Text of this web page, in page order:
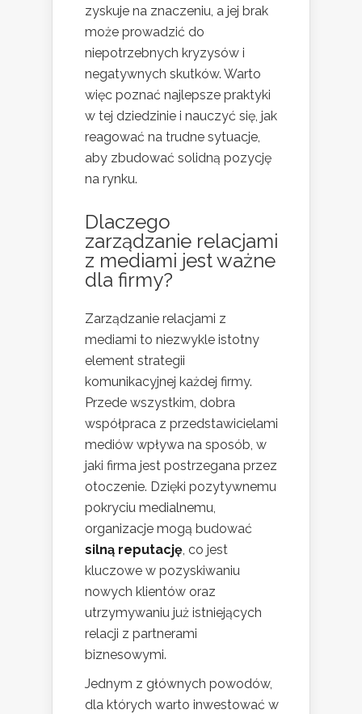
zyskuje na znaczeniu, a jej brak
może prowadzić do
niepotrzebnych kryzysów i
negatywnych skutków. Warto
więc poznać najlepsze praktyki
w tej dziedzinie i nauczyć się, jak
reagować na trudne sytuacje,
aby zbudować solidną pozycję
na rynku.
Dlaczego
zarządzanie relacjami
z mediami jest ważne
dla firmy?
Zarządzanie relacjami z
mediami to niezwykle istotny
element strategii
komunikacyjnej każdej firmy.
Przede wszystkim, dobra
współpraca z przedstawicielami
mediów wpływa na sposób, w
jaki firma jest postrzegana przez
otoczenie. Dzięki pozytywnemu
pokryciu medialnemu,
organizacje mogą budować
silną reputację, co jest
kluczowe w pozyskiwaniu
nowych klientów oraz
utrzymywaniu już istniejących
relacji z partnerami
biznesowymi.
Jednym z głównych powodów,
dla których warto inwestować w